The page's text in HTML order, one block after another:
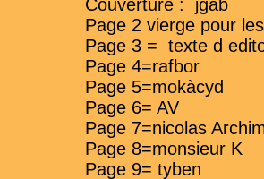
Couverture : jgab
Page 2 vierge pour
Page 3 = texte d
Page 4=rafbor
Page 5=mokàcyd
Page 6= AV
Page 7=nicolas
Page 8=monsieur K
Page 9= tyben